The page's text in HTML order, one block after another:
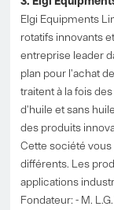
Elgi Equipments
rotatifs innovants
entreprise leader
plan pour l'achat
traitent à la fois
d'huile et sans
des produits
Cette société
différents. Les
applications
Fondateur: - M.